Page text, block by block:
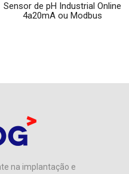
Sensor de pH Industrial Online
4a20mA ou Modbus
na implantação e